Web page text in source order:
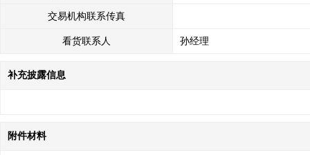
交易机构联系传真
看货联系人 孙经理
补充披露信息
附件材料